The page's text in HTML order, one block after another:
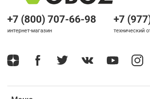
+7 (800) 707-66-98
интернет-магазин
+7
технический